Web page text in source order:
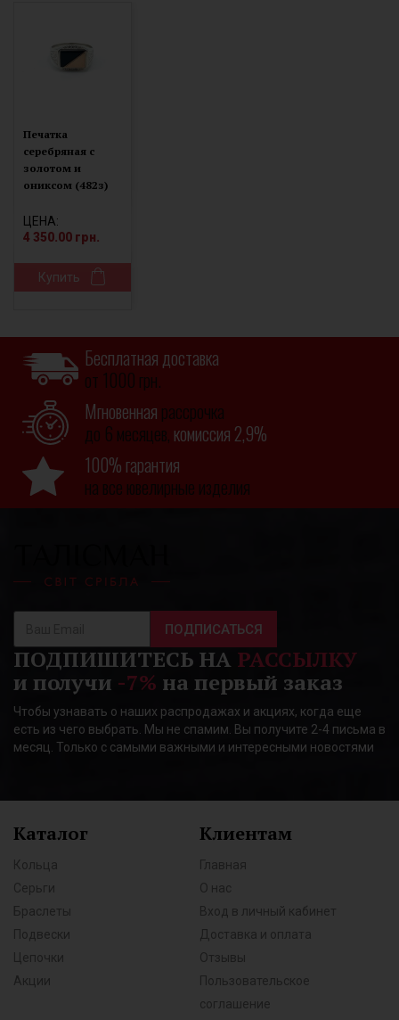
Печатка
серебряная с
золотом и
ониксом (482з)
ЦЕНА:
4 350.00 грн.
Купить
Бесплатная доставка
от 1000 грн.
Мгновенная рассрочка
до 6 месяцев, комиссия 2,9%
100% гарантия
на все ювелирные изделия
ПОДПИСАТЬСЯ
ПОДПИШИТЕСЬ НА РАССЫЛКУ
и получи -7% на первый заказ
Чтобы узнавать о наших распродажах и акциях, когда еще
есть из чего выбрать. Мы не спамим. Вы получите 2-4 письма в
месяц. Только с самыми важными и интересными новостями
Каталог
Кольца
Серьги
Браслеты
Подвески
Цепочки
Акции
Клиентам
Главная
О нас
Вход в личный кабинет
Доставка и оплата
Отзывы
Пользовательское
соглашение